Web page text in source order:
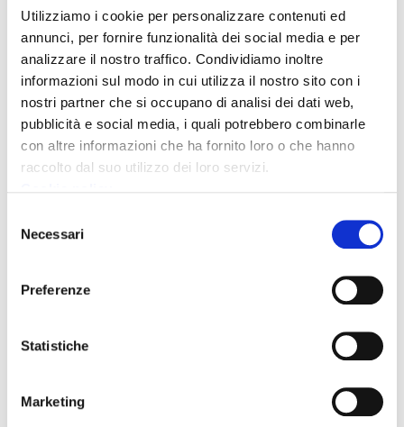
Utilizziamo i cookie per personalizzare contenuti ed
annunci, per fornire funzionalità dei social media e per
analizzare il nostro traffico. Condividiamo inoltre
informazioni sul modo in cui utilizza il nostro sito con i
nostri partner che si occupano di analisi dei dati web,
pubblicità e social media, i quali potrebbero combinarle
con altre informazioni che ha fornito loro o che hanno
raccolto dal suo utilizzo dei loro servizi.
delNecessari
Preferenze
Statistiche
Marketing
Servizio Patrimonio Fabbricati
Provveditorato
Servizio Programmazione Territoriale
Settore 3 Tecnico